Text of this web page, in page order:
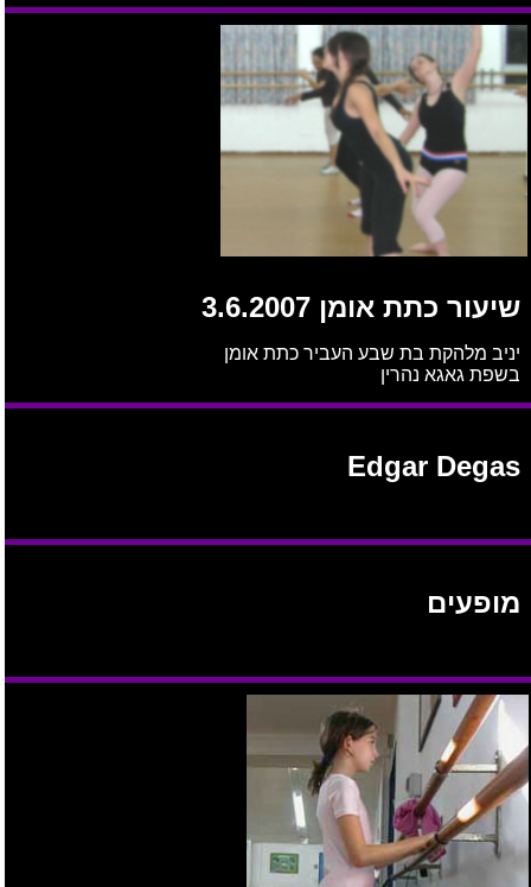
שיעור כתת אומן 3.6.2007
יניב מלהקת בת שבע העביר כתת אומן
בשפת גאגא נהרין
Edgar Degas
מופעים